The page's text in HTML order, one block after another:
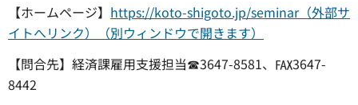
【ホームページ】 https://koto-shigoto.jp/seminar（外部サ
イトへリンク）（別ウィンドウで開きます）
【問合先】経済課雇用支援担当☎3647-8581、℻3647-
8442